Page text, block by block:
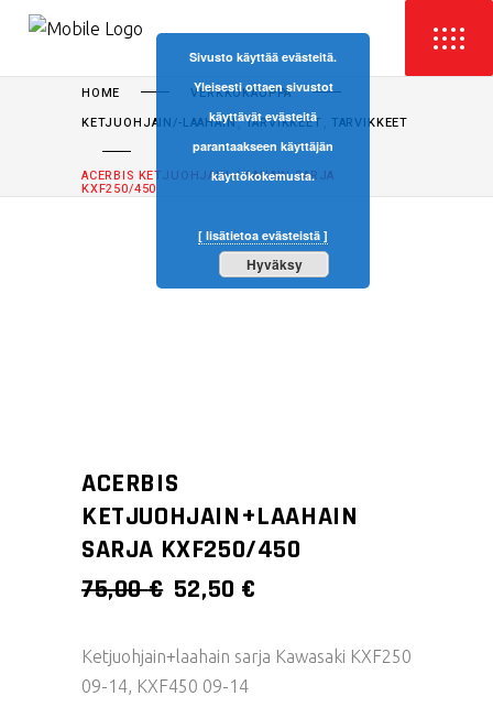
HOME
VERKKOKAUPPA
KETJUOHJAIN/-LAAHAIN,TARVIKKEET TARVIKKEET
ACERBIS KETJUOHJAIN+LAAHAIN SARJA
KXF250/450
ACERBIS
KETJUOHJAIN+LAAHAIN
SARJA KXF250/450
75,00€ ALKUPERÄINEN
OLI:
75,00 €.
52,50 €
ON:
52,50 €.
Ketjuohjain+laahain sarja Kawasaki KXF250
09-14, KXF450 09-14
Sivusto käyttää evästeitä.
Yleisesti ottaen sivustot
käyttävät evästeitä
parantaakseen käyttäjän
käyttökokemusta.
[ lisätietoa evästeistä ]
Hyväksy